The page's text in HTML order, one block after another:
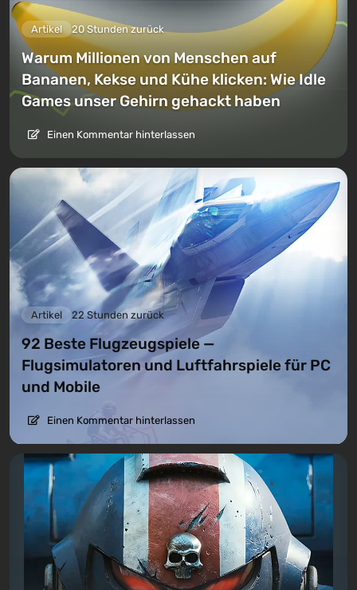
Artikel 20 Stunden zurück
Warum Millionen von Menschen auf
Bananen, Kekse und Kühe klicken: Wie Idle
Games unser Gehirn gehackt haben
Einen Kommentar hinterlassen
Artikel 22 Stunden zurück
92 Beste Flugzeugspiele —
Flugsimulatoren und Luftfahrspiele für PC
und Mobile
Einen Kommentar hinterlassen